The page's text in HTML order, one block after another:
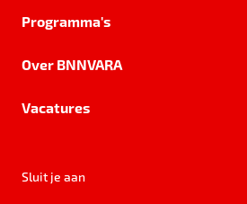
Programma's
Over BNNVARA
Vacatures
Sluit je aan